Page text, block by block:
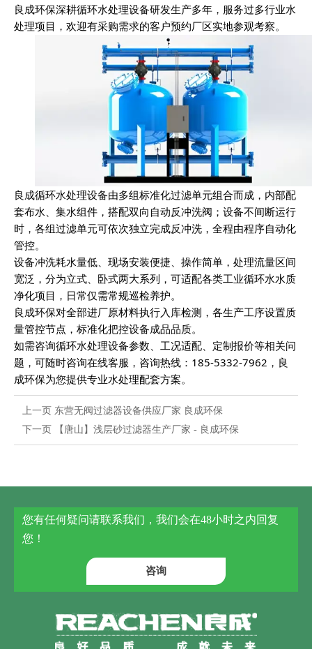
良成环保深耕循环水处理设备研发生产多年，服务过多行业水
处理项目，欢迎有采购需求的客户预约厂区实地参观考察。
良成循环水处理设备由多组标准化过滤单元组合而成，内部配
套布水、集水组件，搭配双向自动反冲洗阀；设备不间断运行
时，各组过滤单元可依次独立完成反冲洗，全程由程序自动化
管控。
设备冲洗耗水量低、现场安装便捷、操作简单，处理流量区间
宽泛，分为立式、卧式两大系列，可适配各类工业循环水水质
净化项目，日常仅需常规巡检养护。
良成环保对全部进厂原材料执行入库检测，各生产工序设置质
量管控节点，标准化把控设备成品品质。
如需咨询循环水处理设备参数、工况适配、定制报价等相关问
题，可随时咨询在线客服，咨询热线：185-5332-7962，良
成环保为您提供专业水处理配套方案。
上一页 东营无阀过滤器设备供应厂家 良成环保
下一页
【唐山】浅层砂过滤器生产厂家 - 良成环保
您有任何疑问请联系我们，我们会在48小时之内回复
您！
咨询